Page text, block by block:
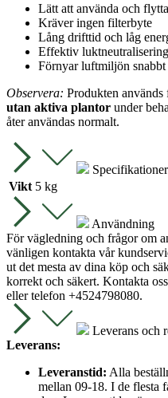
Lätt att använda och
Kräver ingen filterbyte
Lång drifttid och låg
Effektiv
Förnyar luftmiljön snabbt
Observera: Produkten
utan aktiva plantor under
åter användas normalt.
Specifikationer
Vikt 5 kg
Användning
För vägledning och frågor om
vänligen kontakta vår
ut det mesta av dina köp och
korrekt och säkert. Kontakta
eller telefon +4524798080.
Leverans och
Leverans:
Leveranstid: Alla
mellan 09-18. I de flesta